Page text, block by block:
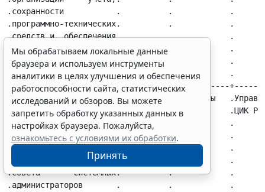
Мы обрабатываем локальные данные
браузера и используем инструменты
аналитики в целях улучшения и обеспечения
работоспособности сайта, статистических
исследований и обзоров. Вы можете
запретить обработку указанных данных в
настройках браузера. Пожалуйста,
ознакомьтесь с условиями их обработки.
Принять